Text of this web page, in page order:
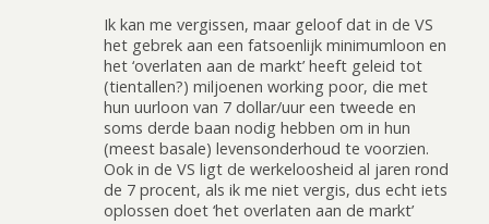
Ik kan me vergissen, maar geloof dat in de VS
het gebrek aan een fatsoenlijk minimumloon en
het ‘overlaten aan de markt’ heeft geleid tot
(tientallen?) miljoenen working poor, die met
hun uurloon van 7 dollar/uur een tweede en
soms derde baan nodig hebben om in hun
(meest basale) levensonderhoud te voorzien.
Ook in de VS ligt de werkeloosheid al jaren rond
de 7 procent, als ik me niet vergis, dus echt iets
oplossen doet ‘het overlaten aan de markt’